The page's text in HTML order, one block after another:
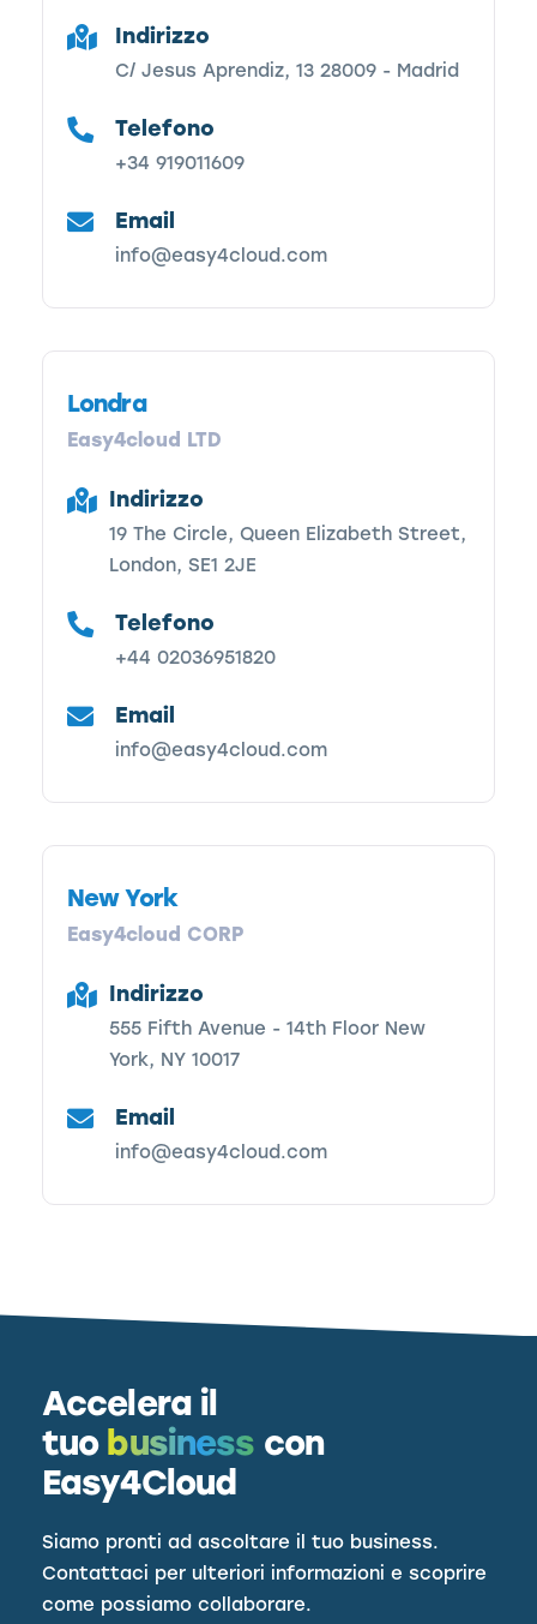
Indirizzo
C/ Jesus Aprendiz, 13 28009 - Madrid
Telefono
+34 919011609
Email
info@easy4cloud.com
Londra
Easy4cloud LTD
Indirizzo
19 The Circle, Queen Elizabeth Street,
London, SE1 2JE
Telefono
+44 02036951820
Email
info@easy4cloud.com
New York
Easy4cloud CORP
Indirizzo
555 Fifth Avenue - 14th Floor New
York, NY 10017
Email
info@easy4cloud.com
Accelera il
tuo business con
Easy4Cloud
Siamo pronti ad ascoltare il tuo business.
Contattaci per ulteriori informazioni e scoprire
come possiamo collaborare.